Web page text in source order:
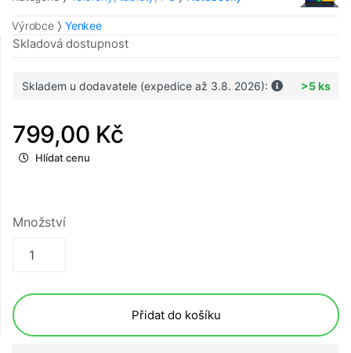
Výrobce Yenkee
Skladová dostupnost
Skladem u dodavatele (expedice až 3.8. 2026): >5 ks
799,00 Kč
Hlídat cenu
Množství
Přidat do košíku